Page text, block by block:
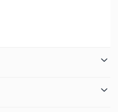
față de imaginile
unic, la fel ca și